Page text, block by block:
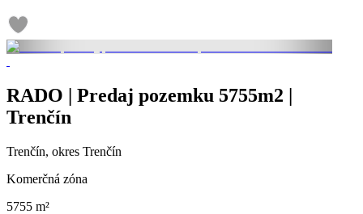
RADO | Predaj pozemku 5755m2 |
Trenčín
Trenčín, okres Trenčín
Komerčná zóna
5755 m²